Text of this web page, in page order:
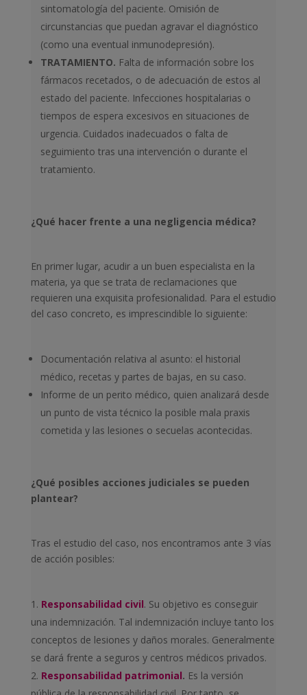
sintomatología del paciente. Omisión de
circunstancias que puedan agravar el diagnóstico
(como una eventual inmunodepresión).
TRATAMIENTO. Falta de información sobre los
fármacos recetados, o de adecuación de estos al
estado del paciente. Infecciones hospitalarias o
tiempos de espera excesivos en situaciones de
urgencia. Cuidados inadecuados o falta de
seguimiento tras una intervención o durante el
tratamiento.
¿Qué hacer frente a una negligencia médica?
En primer lugar, acudir a un buen especialista en la
materia, ya que se trata de reclamaciones que
requieren una exquisita profesionalidad. Para el estudio
del caso concreto, es imprescindible lo siguiente:
Documentación relativa al asunto: el historial
médico, recetas y partes de bajas, en su caso.
Informe de un perito médico, quien analizará desde
un punto de vista técnico la posible mala praxis
cometida y las lesiones o secuelas acontecidas.
¿Qué posibles acciones judiciales se pueden
plantear?
Tras el estudio del caso, nos encontramos ante 3 vías
de acción posibles:
Responsabilidad civil. Su objetivo es conseguir
una indemnización. Tal indemnización incluye tanto los
conceptos de lesiones y daños morales. Generalmente
se dará frente a seguros y centros médicos privados.
Responsabilidad patrimonial. Es la versión